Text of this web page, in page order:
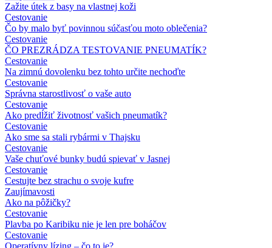
Zažite útek z basy na vlastnej koži
Cestovanie
Čo by malo byť povinnou súčasťou moto oblečenia?
Cestovanie
ČO PREZRÁDZA TESTOVANIE PNEUMATÍK?
Cestovanie
Na zimnú dovolenku bez tohto určite nechoďte
Cestovanie
Správna starostlivosť o vaše auto
Cestovanie
Ako predĺžiť životnosť vašich pneumatík?
Cestovanie
Ako sme sa stali rybármi v Thajsku
Cestovanie
Vaše chuťové bunky budú spievať v Jasnej
Cestovanie
Cestujte bez strachu o svoje kufre
Zaujímavosti
Ako na pôžičky?
Cestovanie
Plavba po Karibiku nie je len pre boháčov
Cestovanie
Operatívny lízing – čo to je?